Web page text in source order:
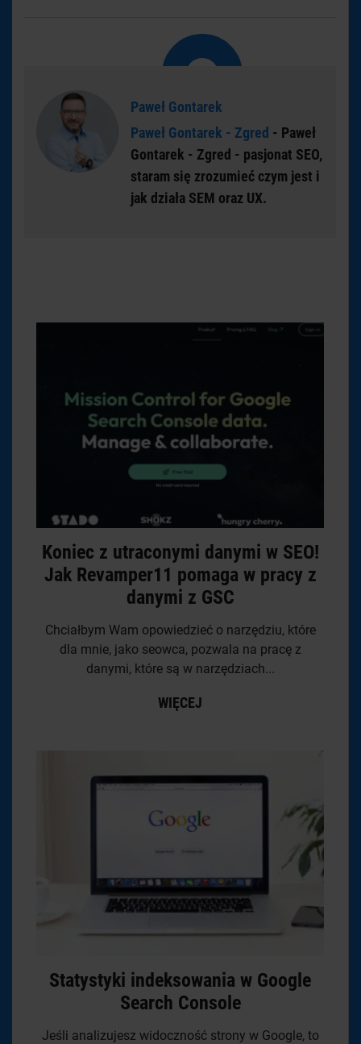
Paweł Gontarek
Paweł Gontarek - Zgred - Paweł
Gontarek - Zgred - pasjonat SEO,
staram się zrozumieć czym jest i
jak działa SEM oraz UX.
Koniec z utraconymi danymi w SEO!
Jak Revamper11 pomaga w pracy z
danymi z GSC
Chciałbym Wam opowiedzieć o narzędziu, które
dla mnie, jako seowca, pozwala na pracę z
danymi, które są w narzędziach...
WIĘCEJ
Statystyki indeksowania w Google
Search Console
Jeśli analizujesz widoczność strony w Google, to